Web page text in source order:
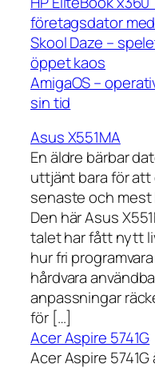
företagsdator
Skool Daze –
öppet kaos
AmigaOS –
sin tid
Asus X551MA
En äldre bärbar
uttjänt bara för att
senaste och mest
Den här Asus
talet har fått nytt
hur fri
hårdvara
anpassningar
för […]
Acer Aspire 5741G
Acer Aspire